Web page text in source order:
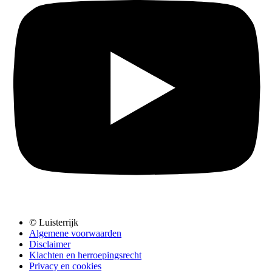
© Luisterrijk
Algemene voorwaarden
Disclaimer
Klachten en herroepingsrecht
Privacy en cookies